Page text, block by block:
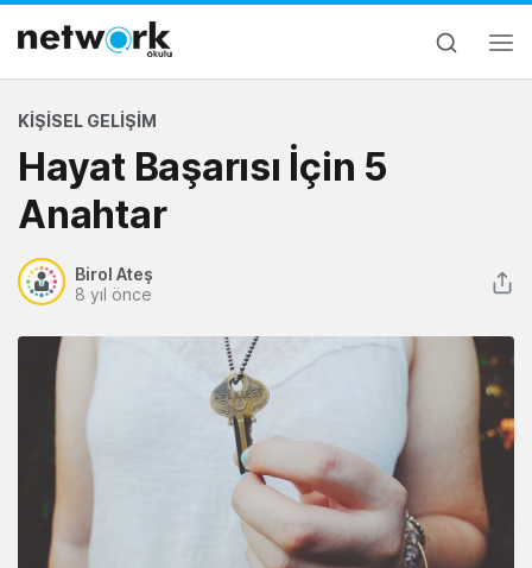
KIŞISEL GELIŞIM
Hayat Başarısı İçin 5
Anahtar
Birol Ateş
8 yıl önce